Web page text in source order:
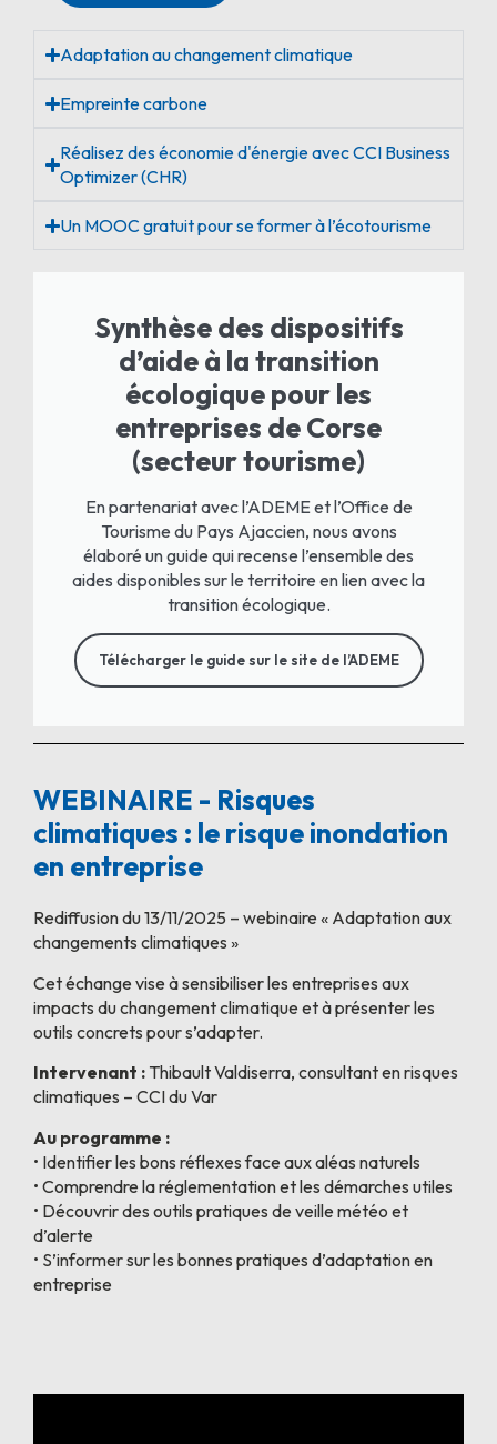
Adaptation au changement climatique
Empreinte carbone
Réalisez des économie d'énergie avec CCI Business
Optimizer (CHR)
Un MOOC gratuit pour se former à l’écotourisme
Synthèse des dispositifs
d’aide à la transition
écologique pour les
entreprises de Corse
(secteur tourisme)
En partenariat avec l’ADEME et l’Office de
Tourisme du Pays Ajaccien, nous avons
élaboré un guide qui recense l’ensemble des
aides disponibles sur le territoire en lien avec la
transition écologique.
Télécharger le guide sur le site de l’ADEME
WEBINAIRE - Risques
climatiques : le risque inondation
en entreprise
Rediffusion du 13/11/2025 – webinaire « Adaptation aux
changements climatiques »
Cet échange vise à sensibiliser les entreprises aux
impacts du changement climatique et à présenter les
outils concrets pour s’adapter.
Intervenant : Thibault Valdiserra, consultant en risques
climatiques – CCI du Var
Au programme :
• Identifier les bons réflexes face aux aléas naturels
• Comprendre la réglementation et les démarches utiles
• Découvrir des outils pratiques de veille météo et
d’alerte
• S’informer sur les bonnes pratiques d’adaptation en
entreprise